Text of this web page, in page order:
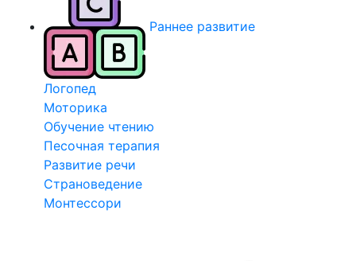
Раннее развитие
Логопед
Моторика
Обучение чтению
Песочная терапия
Развитие речи
Страноведение
Монтессори